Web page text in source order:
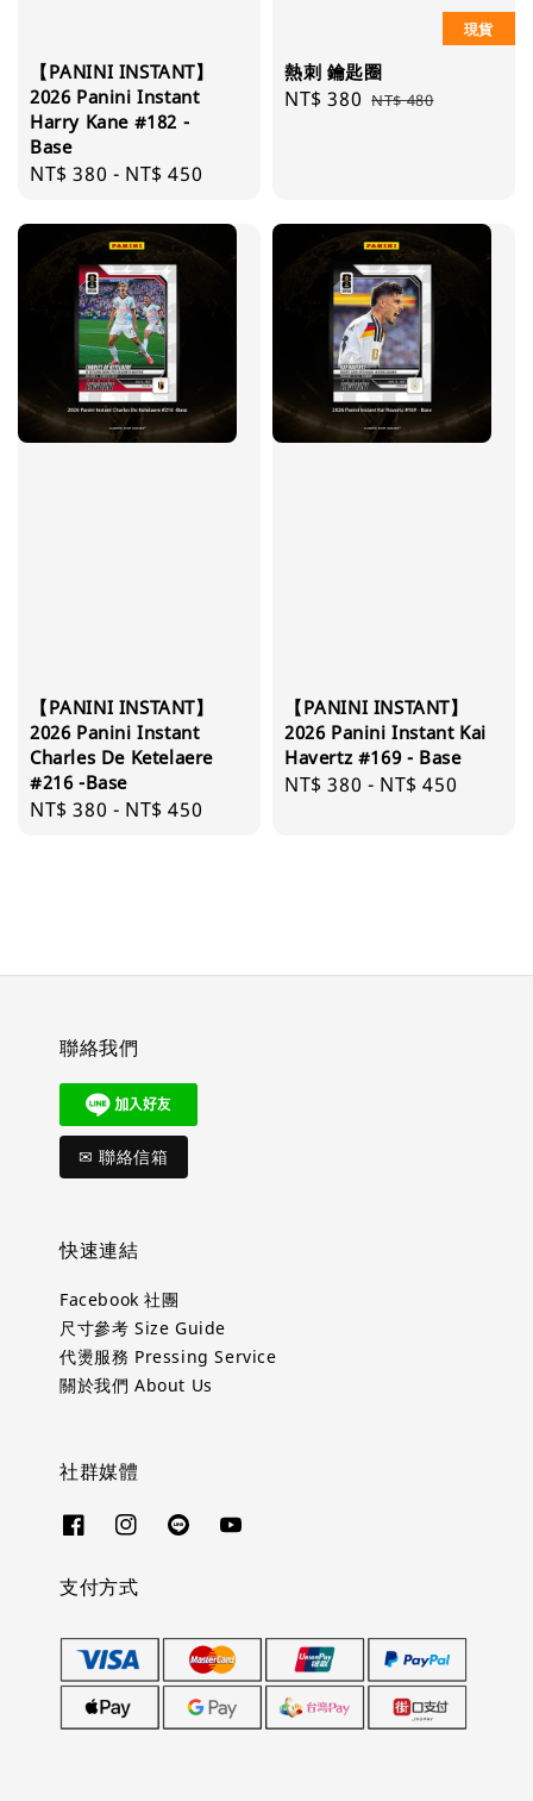
【PANINI INSTANT】
2026 Panini Instant
Harry Kane #182 -
Base
Regular
NT$ 380 - NT$ 450
現貨
熱刺 鑰匙圈
Sale
NT$ 380 Regular
NT$ 480
【PANINI INSTANT】
2026 Panini Instant
Charles De Ketelaere
#216 -Base
Regular
NT$ 380 - NT$ 450
【PANINI INSTANT】
2026 Panini Instant Kai
Havertz #169 - Base
Regular
NT$ 380 - NT$ 450
聯絡我們
✉ 聯絡信箱
快速連結
Facebook 社團
尺寸參考 Size Guide
代燙服務 Pressing Service
關於我們 About Us
社群媒體
支付方式